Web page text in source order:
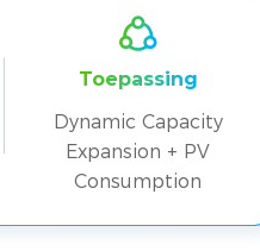
Toepassing
Dynamic Capacity
Expansion + PV
Consumption